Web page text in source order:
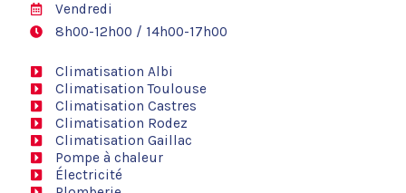
Vendredi
8h00-12h00 / 14h00-17h00
Climatisation Albi
Climatisation Toulouse
Climatisation Castres
Climatisation Rodez
Climatisation Gaillac
Pompe à chaleur
Électricité